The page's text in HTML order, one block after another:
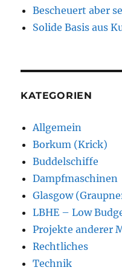
Bescheuert aber
Solide Basis aus
KATEGORIEN
Allgemein
Borkum (Krick)
Buddelschiffe
Dampfmaschinen
Glasgow
LBHE – Low
Projekte anderer
Rechtliches
Technik